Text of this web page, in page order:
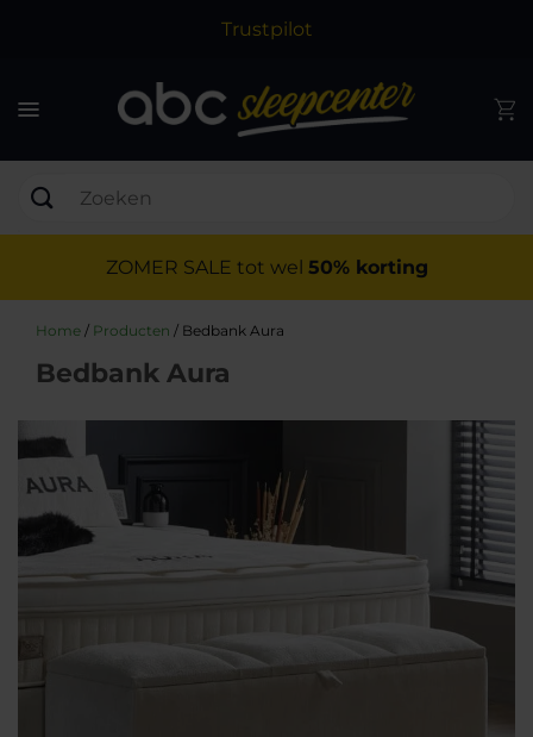
Trustpilot
ZOMER SALE tot wel 50% korting
Home / Producten / Bedbank Aura
Bedbank Aura